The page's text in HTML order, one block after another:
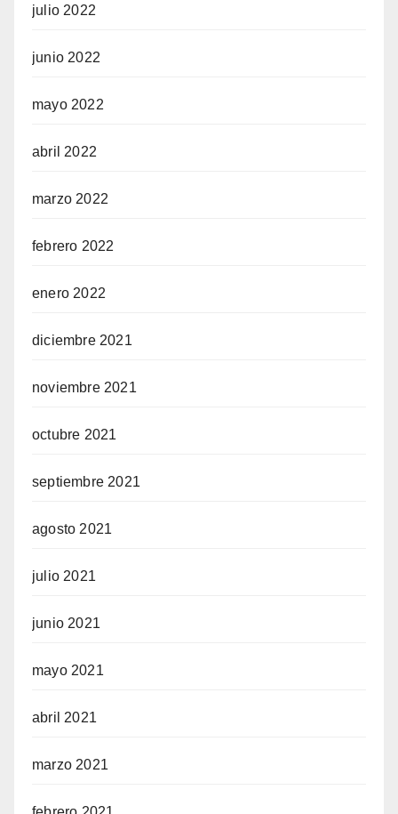
julio 2022
junio 2022
mayo 2022
abril 2022
marzo 2022
febrero 2022
enero 2022
diciembre 2021
noviembre 2021
octubre 2021
septiembre 2021
agosto 2021
julio 2021
junio 2021
mayo 2021
abril 2021
marzo 2021